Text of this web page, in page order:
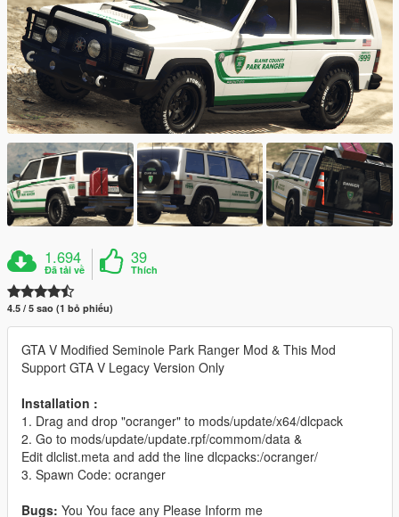
1.694
Đã tải về
39
Thích
4.5 / 5 sao (1 bỏ phiếu)
GTA V Modified Seminole Park Ranger Mod & This Mod
Support GTA V Legacy Version Only
Installation :
1. Drag and drop "ocranger" to mods/update/x64/dlcpack
2. Go to mods/update/update.rpf/commom/data &
Edit dlclist.meta and add the line dlcpacks:/ocranger/
3. Spawn Code: ocranger
Bugs: You You face any Please Inform me